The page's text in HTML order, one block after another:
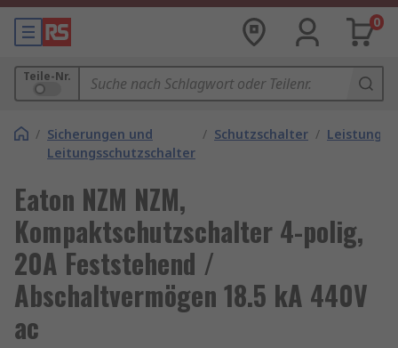
0
Teile-Nr.
/ Sicherungen und
Leitungsschutzschalter
/ Schutzschalter /
Eaton NZM NZM,
Kompaktschutzschalter 4-polig,
20A Feststehend /
Abschaltvermögen 18.5 kA 440V
ac